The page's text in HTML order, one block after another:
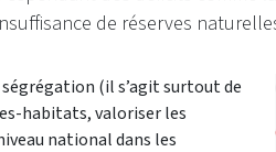
de réserves
(il s’agit surtout de
habitats, valoriser les
national dans les